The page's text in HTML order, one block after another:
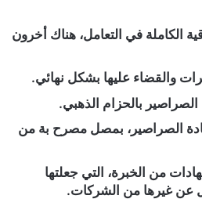
الكاملة في التعامل، هناك أخرون
والقضاء عليها بشكل نهائي.
بالحزام الذهبي.
الصراصير، بمصل مصرح بة من
من الخبرة، التي جعلتها
عن غيرها من الشركات.